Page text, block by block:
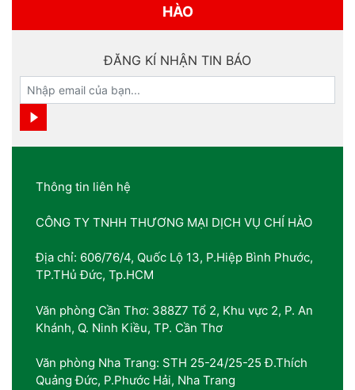
HÀO
ĐĂNG KÍ NHẬN TIN BÁO
Thông tin liên hệ
CÔNG TY TNHH THƯƠNG MẠI DỊCH VỤ CHÍ HÀO
Địa chỉ: 606/76/4, Quốc Lộ 13, P.Hiệp Bình Phước,
TP.THủ Đức, Tp.HCM
Văn phòng Cần Thơ: 388Z7 Tổ 2, Khu vực 2, P. An
Khánh, Q. Ninh Kiều, TP. Cần Thơ
Văn phòng Nha Trang: STH 25-24/25-25 Đ.Thích
Quảng Đức, P.Phước Hải, Nha Trang